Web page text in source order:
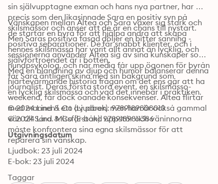
sin självupptagne exman och hans nya partner, har
precis som den likasinnade Sara en positiv syn på
skilsmässor och anser att de är en chans till nystart.
Men Saras positiva fasad döljer en bitter sanning -
hennes skilsmässa har varit allt annat än lycklig, och
självförtroendet är i botten.
Vänskapen mellan Altea och Sara växer sig stark och
de startar en byrå för att hjälpa andra att skapa
positiva separationer. De får snabbt klienter, och i
sessionerna använder Altea sig av sina kunskaper som
hundpsykolog, och när media får upp ögonen för byrån
får Sara äntligen skina med sin bakgrund som
journalist. Deras första stora event, en skilsmässo-
weekend, får dock oanade konsekvenser. Altea flirtar
med mannen i ett av paren, men han är också gammal
vän till Sara. Missförstånd uppstår och väninnorna
måste konfrontera sina egna skilsmässor för att
reparera sin vänskap.
Med en blandning av djup och humor balanserar denna
hjärtevärmande historia frågan om det ens går att ha
en lycklig skilsmässa och vad det innebär i praktiken.
© 2024 Lind & Co (Ljudbok): 9789189808010
© 2024 Lind & Co (E-bok): 9789189811386
Utgivningsdatum
Ljudbok: 23 juli 2024
E-bok: 23 juli 2024
Taggar